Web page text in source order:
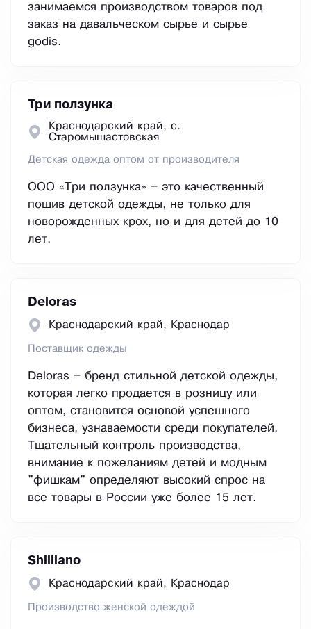
занимаемся производством товаров под
заказ на давальческом сырье и сырье
godis.
Три ползунка
Краснодарский край, с.
Старомышастовская
Детская одежда оптом от производителя
ООО «Три ползунка» – это качественный
пошив детской одежды, не только для
новорожденных крох, но и для детей до 10
лет.
Deloras
Краснодарский край, Краснодар
Поставщик одежды
Deloras – бренд стильной детской одежды,
которая легко продается в розницу или
оптом, становится основой успешного
бизнеса, узнаваемости среди покупателей.
Тщательный контроль производства,
внимание к пожеланиям детей и модным
"фишкам" определяют высокий спрос на
все товары в России уже более 15 лет.
Shilliano
Краснодарский край, Краснодар
Производство женской одеждой